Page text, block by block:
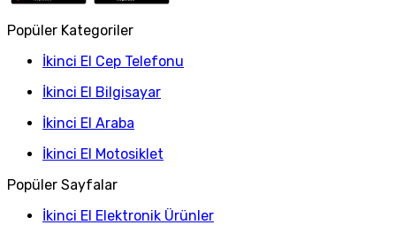
Popüler Kategoriler
İkinci El Cep Telefonu
İkinci El Bilgisayar
İkinci El Araba
İkinci El Motosiklet
Popüler Sayfalar
İkinci El Elektronik Ürünler